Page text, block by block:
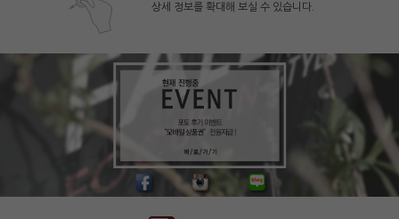
상세 정보를 확대해 보실 수 있습니다.